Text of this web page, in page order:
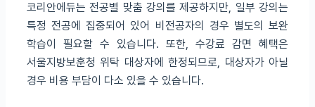
코리안에듀는 전공별 맞춤 강의를 제공하지만, 일부 강의는
특정 전공에 집중되어 있어 비전공자의 경우 별도의 보완
학습이 필요할 수 있습니다. 또한, 수강료 감면 혜택은
서울지방보훈청 위탁 대상자에 한정되므로, 대상자가 아닐
경우 비용 부담이 다소 있을 수 있습니다.